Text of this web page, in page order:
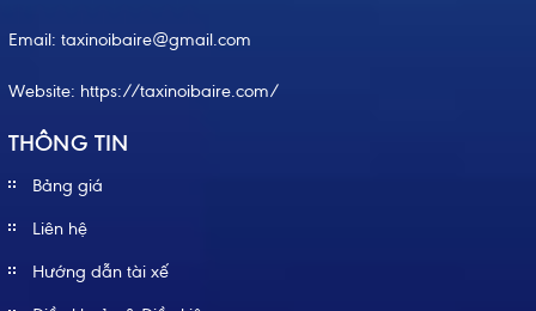
Email: taxinoibaire@gmail.com
Website: https://taxinoibaire.com/
THÔNG TIN
Bảng giá
Liên hệ
Hướng dẫn tài xế